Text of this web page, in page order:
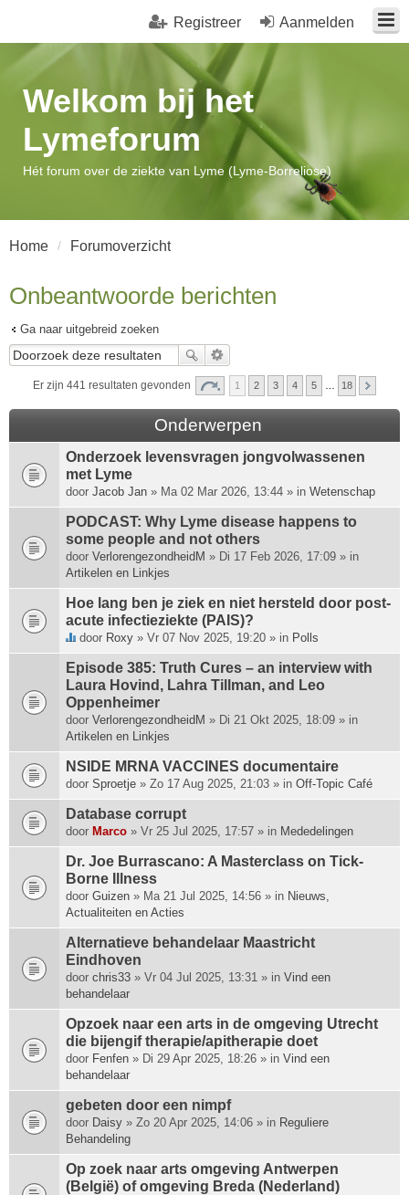
Aanmelden
Registreer
Welkom bij het
Lymeforum
Hét forum over de ziekte van Lyme (Lyme-Borreliose)
Home Forumoverzicht
Onbeantwoorde berichten
Ga naar uitgebreid zoeken
Er zijn 441 resultaten gevonden 1 2 3 4 5 18
Onderwerpen
Onderzoek levensvragen jongvolwassenen
met Lyme
door Jacob Jan » Ma 02 Mar 2026, 13:44 » in Wetenschap
PODCAST: Why Lyme disease happens to
some people and not others
door VerlorengezondheidM » Di 17 Feb 2026, 17:09 » in
Artikelen en Linkjes
Hoe lang ben je ziek en niet hersteld door post-
acute infectieziekte (PAIS)?
i
t
o
n
d
r
w
e
r
p
h
e
e
f
t
e
e
n
p
e
i
l
i
n
g
.
door Roxy » Vr 07 Nov 2025, 19:20 » in Polls
Episode 385: Truth Cures – an interview with
Laura Hovind, Lahra Tillman, and Leo
Oppenheimer
door VerlorengezondheidM » Di 21 Okt 2025, 18:09 » in
Artikelen en Linkjes
NSIDE MRNA VACCINES documentaire
door Sproetje » Zo 17 Aug 2025, 21:03 » in Off-Topic Café
Database corrupt
door Marco » Vr 25 Jul 2025, 17:57 » in Mededelingen
Dr. Joe Burrascano: A Masterclass on Tick-
Borne Illness
door Guizen » Ma 21 Jul 2025, 14:56 » in Nieuws,
Actualiteiten en Acties
Alternatieve behandelaar Maastricht
Eindhoven
door chris33 » Vr 04 Jul 2025, 13:31 » in Vind een
behandelaar
Opzoek naar een arts in de omgeving Utrecht
die bijengif therapie/apitherapie doet
door Fenfen » Di 29 Apr 2025, 18:26 » in Vind een
behandelaar
gebeten door een nimpf
door Daisy » Zo 20 Apr 2025, 14:06 » in Reguliere
Behandeling
Op zoek naar arts omgeving Antwerpen
(België) of omgeving Breda (Nederland)